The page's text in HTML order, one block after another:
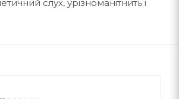
слух, урізноманітнить і